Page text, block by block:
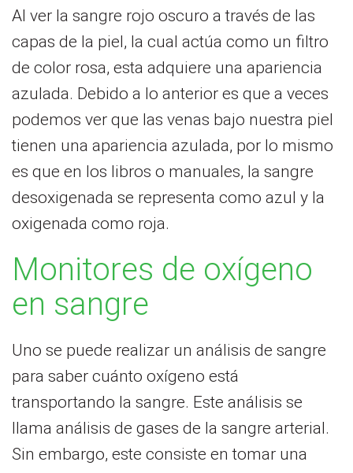
Al ver la sangre rojo oscuro a través de las
capas de la piel, la cual actúa como un filtro
de color rosa, esta adquiere una apariencia
azulada. Debido a lo anterior es que a veces
podemos ver que las venas bajo nuestra piel
tienen una apariencia azulada, por lo mismo
es que en los libros o manuales, la sangre
desoxigenada se representa como azul y la
oxigenada como roja.
Monitores de oxígeno
en sangre
Uno se puede realizar un análisis de sangre
para saber cuánto oxígeno está
transportando la sangre. Este análisis se
llama análisis de gases de la sangre arterial.
Sin embargo, este consiste en tomar una